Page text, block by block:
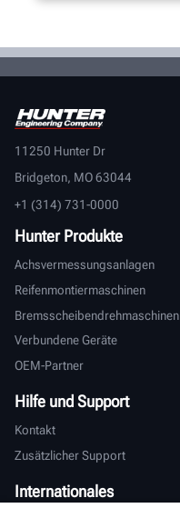
11250 Hunter Dr
Bridgeton, MO 63044
+1 (314) 731-0000
Hunter Produkte
Achsvermessungsanlagen
Reifenmontiermaschinen
Bremsscheibendrehmaschinen
Verbundene Geräte
OEM-Partner
Hilfe und Support
Kontakt
Zusätzlicher Support
Internationales